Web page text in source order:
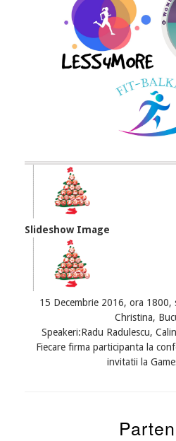
Slideshow Image
15 Decembrie 2016, ora 1800,
Christina,
Speakeri:Radu Radulescu,
Fiecare firma participanta la
invitatii la